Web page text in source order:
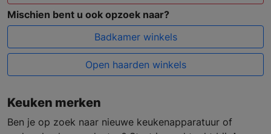
Mischien bent u ook opzoek naar?
Badkamer winkels
Open haarden winkels
Keuken merken
Ben je op zoek naar nieuwe keukenapparatuur of